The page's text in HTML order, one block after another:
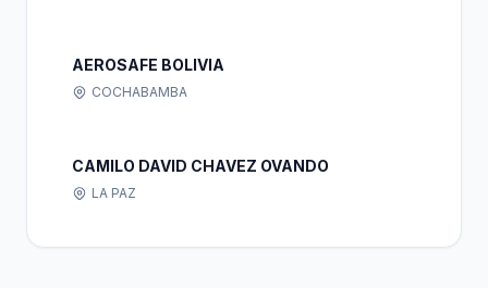
AEROSAFE BOLIVIA
COCHABAMBA
CAMILO DAVID CHAVEZ OVANDO
LA PAZ